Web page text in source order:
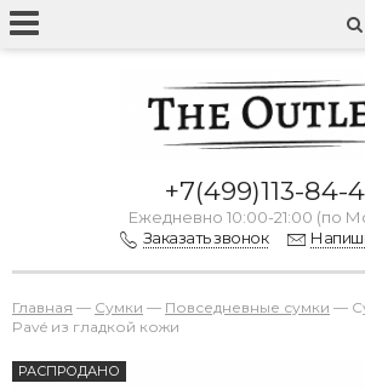
+7(499)113-84-
Ежедневно 10:00-21:00 (по
Заказать звонок
Главная — Сумки — Повседневные сумки —
Pavé из гладкой кожи
РАСПРОДАНО